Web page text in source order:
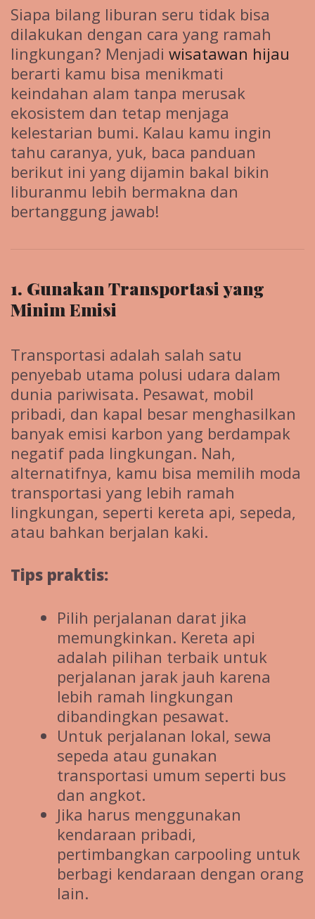
Siapa bilang liburan seru tidak bisa
dilakukan dengan cara yang ramah
lingkungan? Menjadi wisatawan hijau
berarti kamu bisa menikmati
keindahan alam tanpa merusak
ekosistem dan tetap menjaga
kelestarian bumi. Kalau kamu ingin
tahu caranya, yuk, baca panduan
berikut ini yang dijamin bakal bikin
liburanmu lebih bermakna dan
bertanggung jawab!
1. Gunakan Transportasi yang
Minim Emisi
Transportasi adalah salah satu
penyebab utama polusi udara dalam
dunia pariwisata. Pesawat, mobil
pribadi, dan kapal besar menghasilkan
banyak emisi karbon yang berdampak
negatif pada lingkungan. Nah,
alternatifnya, kamu bisa memilih moda
transportasi yang lebih ramah
lingkungan, seperti kereta api, sepeda,
atau bahkan berjalan kaki.
Tips praktis:
Pilih perjalanan darat jika
memungkinkan. Kereta api
adalah pilihan terbaik untuk
perjalanan jarak jauh karena
lebih ramah lingkungan
dibandingkan pesawat.
Untuk perjalanan lokal, sewa
sepeda atau gunakan
transportasi umum seperti bus
dan angkot.
Jika harus menggunakan
kendaraan pribadi,
pertimbangkan carpooling untuk
berbagi kendaraan dengan orang
lain.